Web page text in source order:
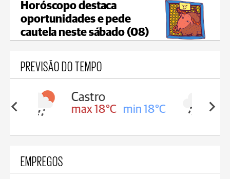
Horóscopo destaca
oportunidades e pede
cautela neste sábado (08)
PREVISÃO DO TEMPO
18°C
Carambeí
max 18°C min 17°C
EMPREGOS